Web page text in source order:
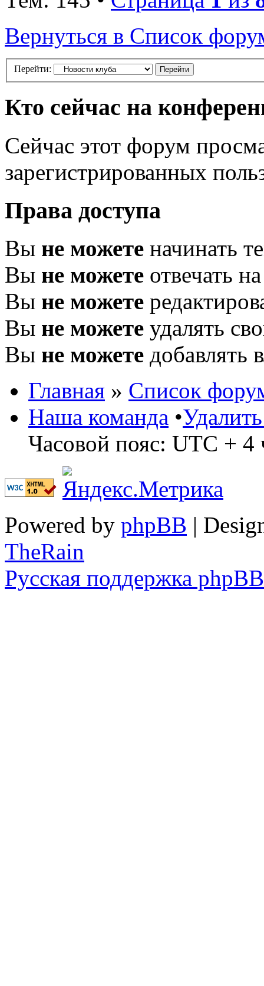
Вернуться в Список
Перейти:
Кто сейчас на
Сейчас этот форум
зарегистрированных
Права доступа
Вы не можете начинать
Вы не можете отвечать
Вы не можете
Вы не можете удалять
Вы не можете добавлять
Главная » Список
Наша команда •
Часовой пояс: UTC + 4
Powered by phpBB |
TheRain
Русская поддержка phpBB